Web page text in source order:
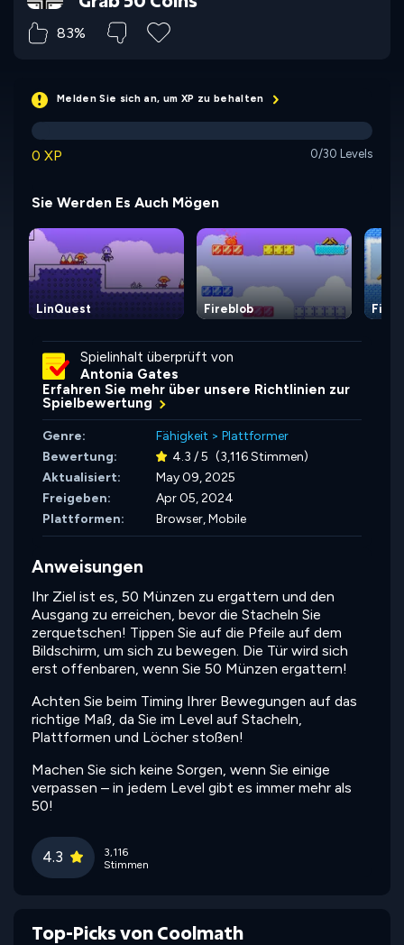
83%
Melden Sie sich an, um XP zu behalten
0 XP 0/30 Levels
Sie Werden Es Auch Mögen
LinQuest Fireblob
Spielinhalt überprüft von
Antonia Gates
Erfahren Sie mehr über unsere Richtlinien zur
Spielbewertung
Genre: Fähigkeit > Plattformer
Bewertung:
4.3 / 5 (3,116 Stimmen)
Aktualisiert:
May 09, 2025
Freigeben:
Apr 05, 2024
Plattformen:
Browser, Mobile
Anweisungen
Ihr Ziel ist es, 50 Münzen zu ergattern und den
Ausgang zu erreichen, bevor die Stacheln Sie
zerquetschen! Tippen Sie auf die Pfeile auf dem
Bildschirm, um sich zu bewegen. Die Tür wird sich
erst offenbaren, wenn Sie 50 Münzen ergattern!
Achten Sie beim Timing Ihrer Bewegungen auf das
richtige Maß, da Sie im Level auf Stacheln,
Plattformen und Löcher stoßen!
Machen Sie sich keine Sorgen, wenn Sie einige
verpassen – in jedem Level gibt es immer mehr als
50!
4.3
3,116
Stimmen
Top-Picks von Coolmath